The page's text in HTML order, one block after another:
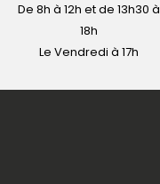
De 8h à 12h et de 13h30 à
18h
Le Vendredi à 17h